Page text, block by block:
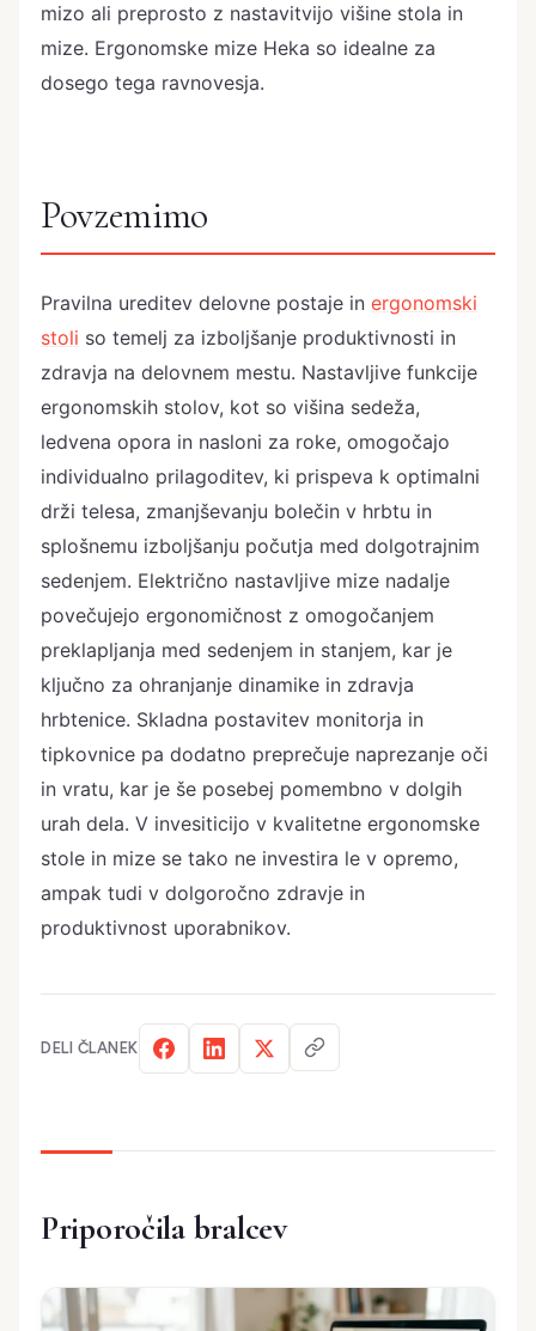
mizo ali preprosto z nastavitvijo višine stola in
mize. Ergonomske mize Heka so idealne za
dosego tega ravnovesja.
Povzemimo
Pravilna ureditev delovne postaje in ergonomski
stoli so temelj za izboljšanje produktivnosti in
zdravja na delovnem mestu. Nastavljive funkcije
ergonomskih stolov, kot so višina sedeža,
ledvena opora in nasloni za roke, omogočajo
individualno prilagoditev, ki prispeva k optimalni
drži telesa, zmanjševanju bolečin v hrbtu in
splošnemu izboljšanju počutja med dolgotrajnim
sedenjem. Električno nastavljive mize nadalje
povečujejo ergonomičnost z omogočanjem
preklapljanja med sedenjem in stanjem, kar je
ključno za ohranjanje dinamike in zdravja
hrbtenice. Skladna postavitev monitorja in
tipkovnice pa dodatno preprečuje naprezanje oči
in vratu, kar je še posebej pomembno v dolgih
urah dela. V invesiticijo v kvalitetne ergonomske
stole in mize se tako ne investira le v opremo,
ampak tudi v dolgoročno zdravje in
produktivnost uporabnikov.
DELI ČLANEK
Priporočila bralcev